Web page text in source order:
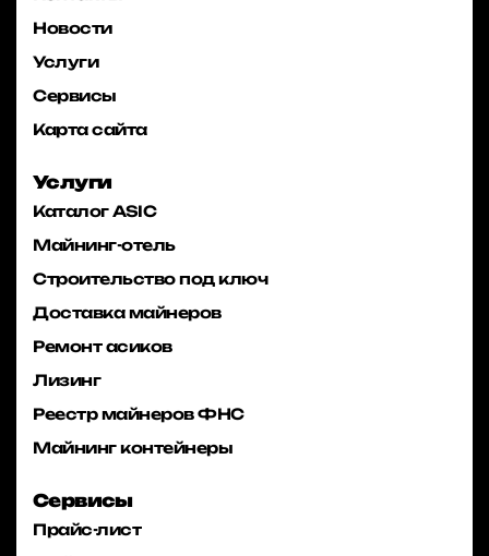
Новости
Услуги
Сервисы
Карта сайта
Услуги
Каталог ASIC
Майнинг-отель
Строительство под ключ
Доставка майнеров
Ремонт асиков
Лизинг
Реестр майнеров ФНС
Майнинг контейнеры
Сервисы
Прайс-лист